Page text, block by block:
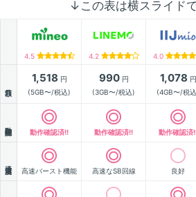
↓この表は横スライドで
4.5 4.2 4.0
1,518 円
(5GB〜/税込)
990円
(3GB〜/税込)
1,078 円
(4GB〜/税
動作確認済!! 動作確認済!! 動作確認済
高速バースト機能 高速なSB回線 良好